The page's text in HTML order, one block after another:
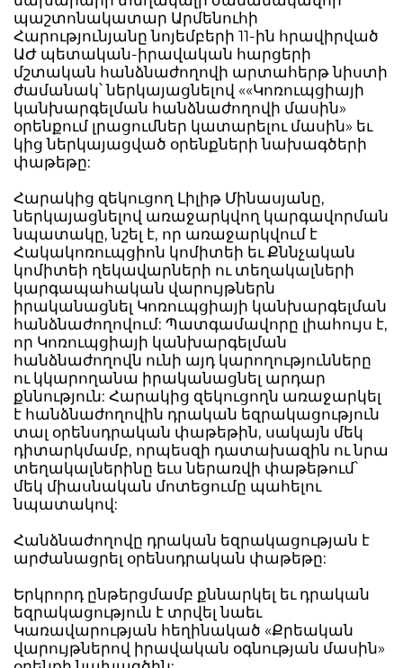
պաշտոնակատար Արմենուհի
Հարությունյանը նոյեմբերի 11-ին հրավիրված
ԱԺ պետական-իրավական հարցերի
մշտական հանձնաժողովի արտահերթ նիստի
ժամանակ՝ ներկայացնելով ««Կոռուպցիայի
կանխարգելման հանձնաժողովի մասին»
օրենքում լրացումներ կատարելու մասին» եւ
կից ներկայացված օրենքների նախագծերի
փաթեթը:
Հարակից զեկուցող Լիլիթ Մինասյանը,
ներկայացնելով առաջարկվող կարգավորման
նպատակը, նշել է, որ առաջարկվում է
Հակակոռուպցիոն կոմիտեի եւ Քննչական
կոմիտեի ղեկավարների ու տեղակալների
կարգապահական վարույթներն
իրականացնել Կոռուպցիայի կանխարգելման
հանձնաժողովում: Պատգամավորը լիահույս է,
որ Կոռուպցիայի կանխարգելման
հանձնաժողովն ունի այդ կարողությունները
ու կկարողանա իրականացնել արդար
քննություն: Հարակից զեկուցողն առաջարկել
է հանձնաժողովին դրական եզրակացություն
տալ օրենսդրական փաթեթին, սակայն մեկ
դիտարկմամբ, որպեսզի դատախազին ու նրա
տեղակալներինը եւս ներառվի փաթեթում՝
մեկ միասնական մոտեցումը պահելու
նպատակով:
Հանձնաժողովը դրական եզրակացության է
արժանացրել օրենսդրական փաթեթը:
Երկրորդ ընթերցմամբ քննարկել եւ դրական
եզրակացություն է տրվել նաեւ
Կառավարության հեղինակած «Քրեական
վարույթներով իրավական օգնության մասին»